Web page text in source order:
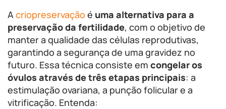
A criopreservação é uma alternativa para a
preservação da fertilidade, com o objetivo de
manter a qualidade das células reprodutivas,
garantindo a segurança de uma gravidez no
futuro. Essa técnica consiste em congelar os
óvulos através de três etapas principais: a
estimulação ovariana, a punção folicular e a
vitrificação. Entenda: